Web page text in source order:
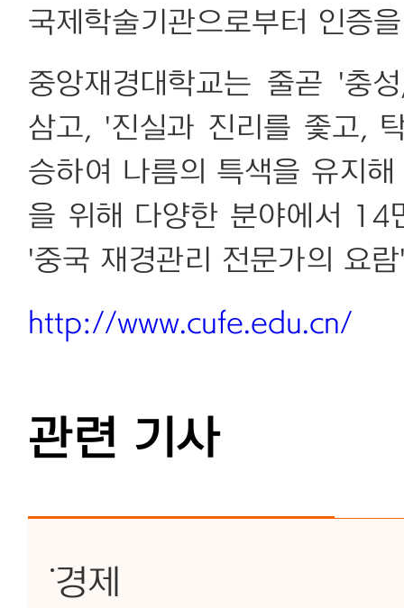
국제학술기관으로부터 인증
중앙재경대학교는 줄곧 '충
삼고, '진실과 진리를 좇고,
승하여 나름의 특색을 유지
을 위해 다양한 분야에서 14
'중국 재경관리 전문가의 요
http://www.cufe.edu.cn/
관련 기사
경제